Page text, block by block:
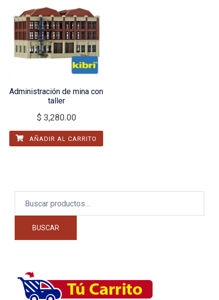
Administración de mina con
taller
$ 3,280.00
AÑADIR AL CARRITO
BUSCAR